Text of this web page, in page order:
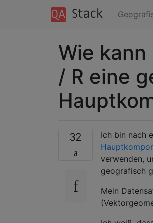
Wie kann
/ R eine
32
Ich bin nach
verwenden,
geografisch
Mein